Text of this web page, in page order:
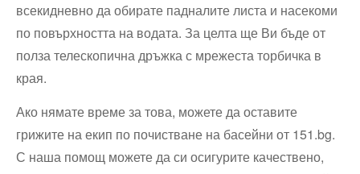
всекидневно да обирате падналите листа и насекоми
по повърхността на водата. За целта ще Ви бъде от
полза телескопична дръжка с мрежеста торбичка в
края.
Ако нямате време за това, можете да оставите
грижите на екип по почистване на басейни от 151.bg.
С наша помощ можете да си осигурите качествено,